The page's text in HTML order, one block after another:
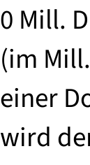
0 Mill.
(im
einer
wird